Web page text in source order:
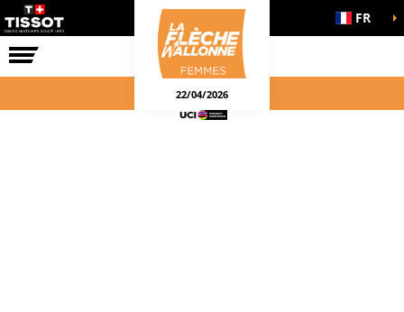
COURSE FR
22/04/2026